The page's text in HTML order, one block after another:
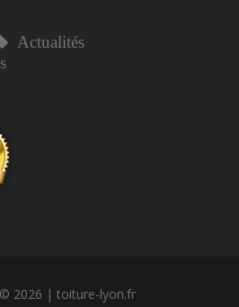
Actualités
2026 | toiture-lyon.fr